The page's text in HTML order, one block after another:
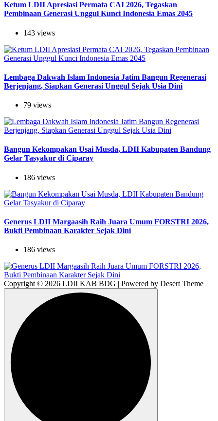
Ketum LDII Apresiasi Permata CAI 2026, Tegaskan
Pembinaan Generasi Unggul Kunci Indonesia Emas 2045
143 views
Lembaga Dakwah Islam Indonesia Jatim Bangun Regenerasi
Berjenjang, Siapkan Generasi Unggul Sejak Usia Dini
79 views
Bangun Kekompakan Usai Musda, LDII Kabupaten Bandung
Gelar Tasyakur di Ciparay
186 views
Generus LDII Margaasih Raih Juara Umum FORSTRI 2026,
Bukti Pembinaan Karakter Sejak Dini
186 views
Copyright © 2026 LDII KAB BDG | Powered by Desert Theme